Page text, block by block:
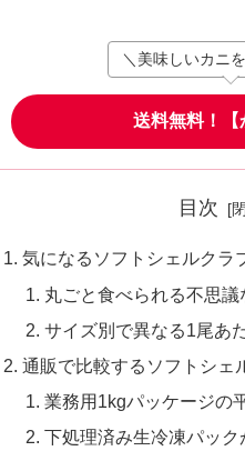
＼美味しいカニ
送料無料！【
目次
気になるソフトシェルクラ
丸ごと食べられる不思議
サイズ別で異なる1尾あ
通販で比較するソフトシェ
業務用1kgパッケージの
下処理済み生冷凍パッ